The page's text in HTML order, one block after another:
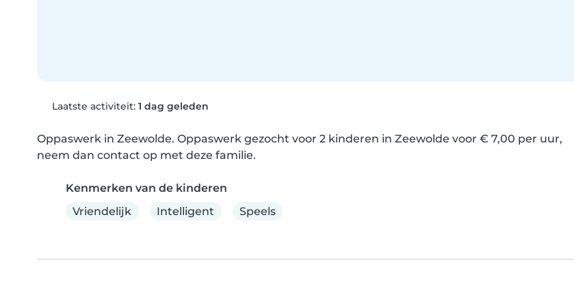
Laatste activiteit: 1 dag geleden
Oppaswerk in Zeewolde. Oppaswerk gezocht voor 2 kinderen in Zeewolde voor € 7,00 per uur,
neem dan contact op met deze familie.
Kenmerken van de kinderen
Vriendelijk
Intelligent Speels